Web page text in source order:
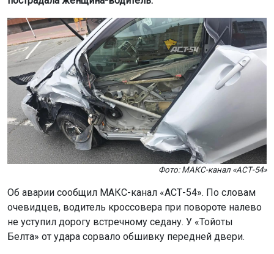
Фото: МАКС-канал «АСТ-54»
Об аварии сообщил МАКС-канал «АСТ-54». По словам
очевидцев, водитель кроссовера при повороте налево
не уступил дорогу встречному седану. У «Тойоты
Белта» от удара сорвало обшивку передней двери.